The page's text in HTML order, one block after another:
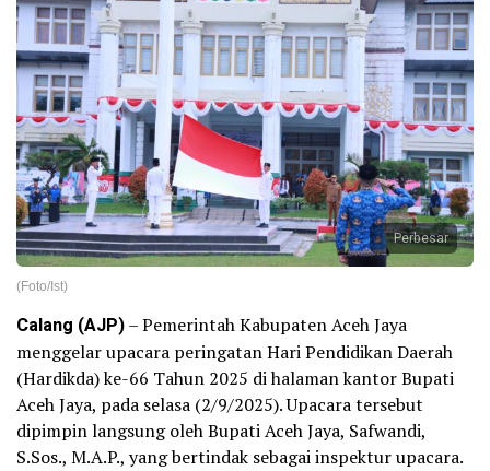
Perbesar
(Foto/Ist)
Calang (AJP)– Pemerintah Kabupaten Aceh Jaya
menggelar upacara peringatan Hari Pendidikan Daerah
(Hardikda) ke-66 Tahun 2025 di halaman kantor Bupati
Aceh Jaya, pada selasa (2/9/2025). Upacara tersebut
dipimpin langsung oleh Bupati Aceh Jaya, Safwandi,
S.Sos., M.A.P., yang bertindak sebagai inspektur upacara.